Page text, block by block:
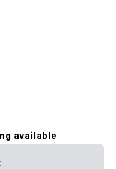
available